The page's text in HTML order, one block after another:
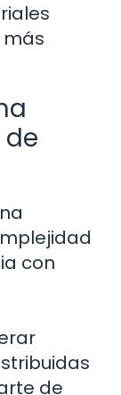
con
de